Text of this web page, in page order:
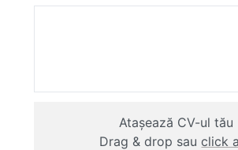
Atașează CV-ul tău
Drag & drop sauclick